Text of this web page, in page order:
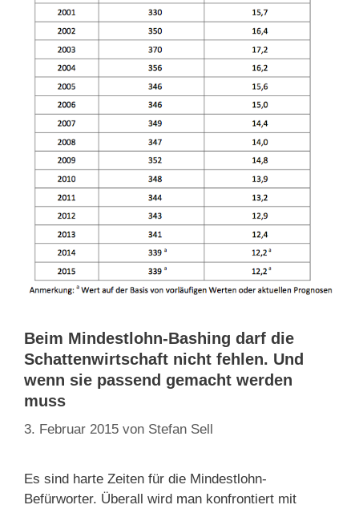
Beim Mindestlohn-Bashing darf die
Schattenwirtschaft nicht fehlen. Und
wenn sie passend gemacht werden
muss
3. Februar 2015 von Stefan Sell
Es sind harte Zeiten für die Mindestlohn-
Befürworter. Überall wird man konfrontiert mit